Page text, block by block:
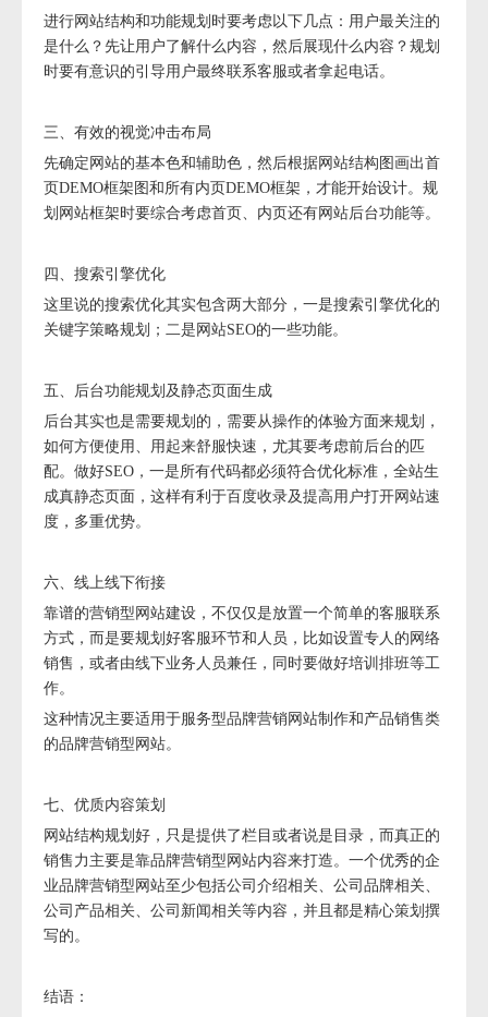
进行网站结构和功能规划时要考虑以下几点：用户最关注的
是什么？先让用户了解什么内容，然后展现什么内容？规划
时要有意识的引导用户最终联系客服或者拿起电话。
三、有效的视觉冲击布局
先确定网站的基本色和辅助色，然后根据网站结构图画出首
页DEMO框架图和所有内页DEMO框架，才能开始设计。规
划网站框架时要综合考虑首页、内页还有网站后台功能等。
四、搜索引擎优化
这里说的搜索优化其实包含两大部分，一是搜索引擎优化的
关键字策略规划；二是网站SEO的一些功能。
五、后台功能规划及静态页面生成
后台其实也是需要规划的，需要从操作的体验方面来规划，
如何方便使用、用起来舒服快速，尤其要考虑前后台的匹
配。做好SEO，一是所有代码都必须符合优化标准，全站生
成真静态页面，这样有利于百度收录及提高用户打开网站速
度，多重优势。
六、线上线下衔接
靠谱的营销型网站建设，不仅仅是放置一个简单的客服联系
方式，而是要规划好客服环节和人员，比如设置专人的网络
销售，或者由线下业务人员兼任，同时要做好培训排班等工
作。
这种情况主要适用于服务型品牌营销网站制作和产品销售类
的品牌营销型网站。
七、优质内容策划
网站结构规划好，只是提供了栏目或者说是目录，而真正的
销售力主要是靠品牌营销型网站内容来打造。一个优秀的企
业品牌营销型网站至少包括公司介绍相关、公司品牌相关、
公司产品相关、公司新闻相关等内容，并且都是精心策划撰
写的。
结语：